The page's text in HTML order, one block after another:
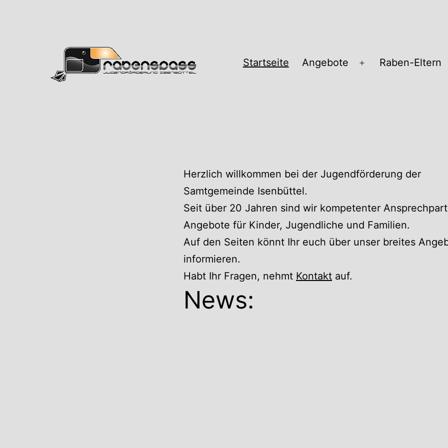
Startseite Angebote
Menü
Raben-Eltern
Herzlich willkommen bei der Jugendförderung der
Samtgemeinde Isenbüttel.
Seit über 20 Jahren sind wir kompetenter
Angebote für Kinder, Jugendliche und Familien.
Auf den Seiten könnt Ihr euch über unser breites
informieren.
Habt Ihr Fragen, nehmt Kontakt auf.
News: